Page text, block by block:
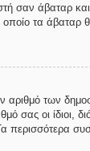
άβαταρ
τα
των
σας οι